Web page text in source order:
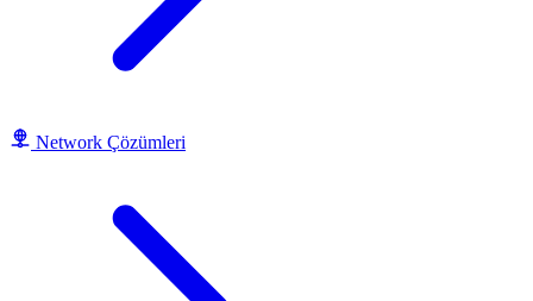
Network Çözümleri